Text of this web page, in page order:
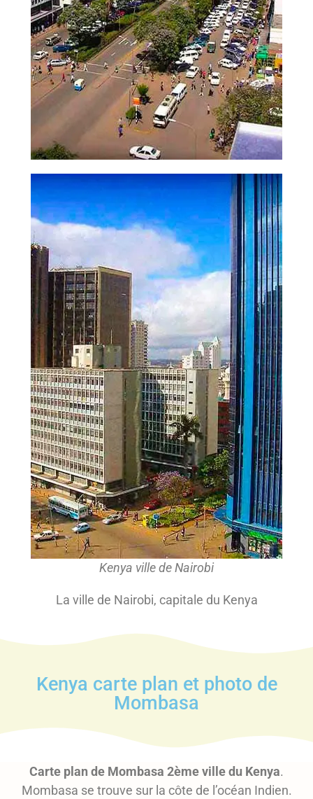
Kenya ville de Nairobi
La ville de Nairobi, capitale du Kenya
Kenya carte plan et photo de
Mombasa
Carte plan de Mombasa 2ème ville du Kenya.
Mombasa se trouve sur la côte de l’océan Indien.